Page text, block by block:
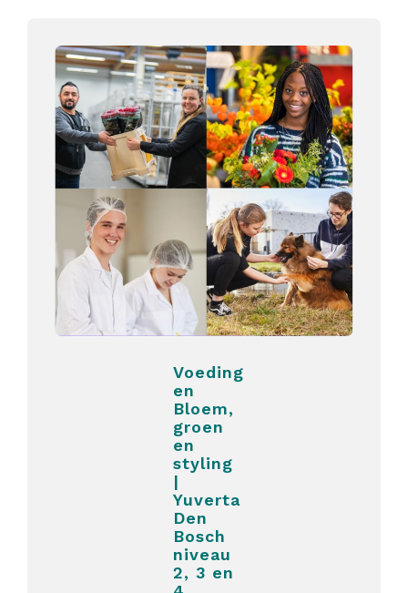
Voeding
en
Bloem,
groen
en
styling
|
Yuverta
Den
Bosch
niveau
2, 3 en